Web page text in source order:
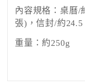
內容規格：桌曆/
張) ，信封/約
重量：約250g